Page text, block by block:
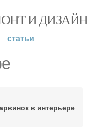
И ДИЗАЙН
статьи
в интерьере